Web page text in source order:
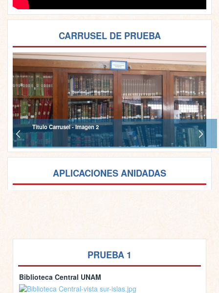
CARRUSEL DE PRUEBA
Titulo Carrusel - Imagen 2
APLICACIONES ANIDADAS
PRUEBA 1
Biblioteca Central UNAM